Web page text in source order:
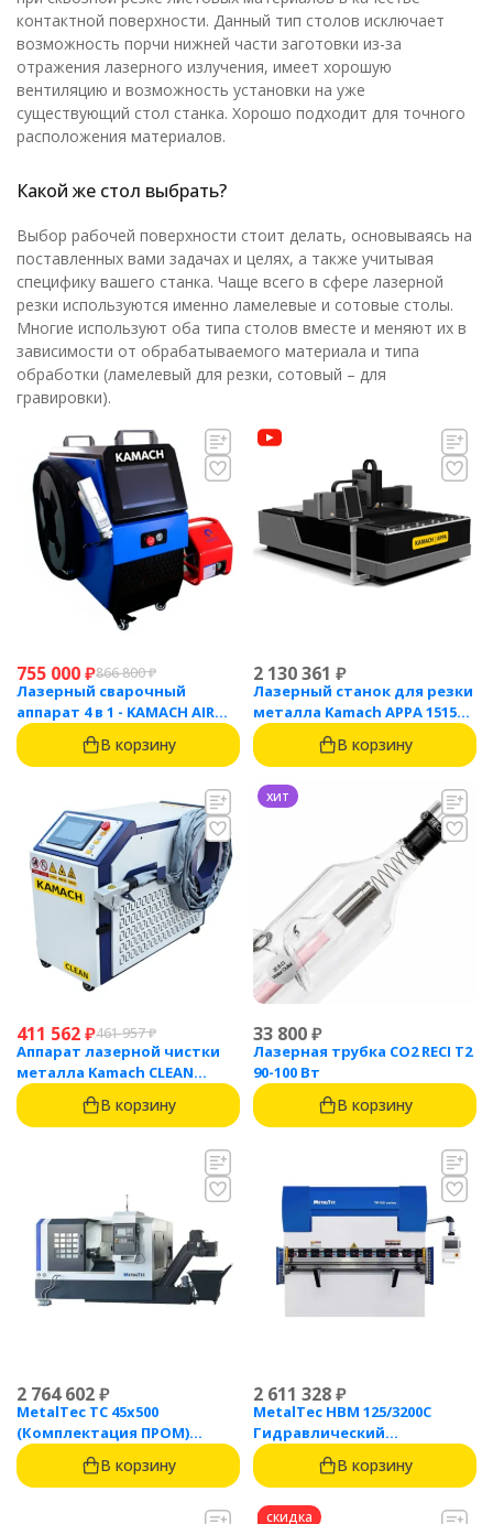
контактной поверхности. Данный тип столов исключает
возможность порчи нижней части заготовки из-за
отражения лазерного излучения, имеет хорошую
вентиляцию и возможность установки на уже
существующий стол станка. Хорошо подходит для точного
расположения материалов.
Какой же стол выбрать?
Выбор рабочей поверхности стоит делать, основываясь на
поставленных вами задачах и целях, а также учитывая
специфику вашего станка. Чаще всего в сфере лазерной
резки используются именно ламелевые и сотовые столы.
Многие используют оба типа столов вместе и меняют их в
зависимости от обрабатываемого материала и типа
обработки (ламелевый для резки, сотовый – для
гравировки).
755 000₽866 800₽
Лазерный сварочный
аппарат 4 в 1 - KAMACH AIR
1500
В корзину
2 130 361 ₽
Лазерный станок для резки
металла Kamach APPA 1515
(1500 Вт)
В корзину
411 562₽461 957₽
Аппарат лазерной чистки
металла Kamach CLEAN
1500BW
В корзину
хит
33 800₽
Лазерная трубка CO2 RECI T2
90-100 Вт
В корзину
2 764 602₽
MetalTec ТС 45x500
(Комплектация ПРОМ)
токарный станок с ЧПУ с
наклонной станиной
В корзину
2 611 328₽
MetalTec HBM 125/3200C
Гидравлический
листогибочный пресс с
контроллером TP10S
В корзину
скидка